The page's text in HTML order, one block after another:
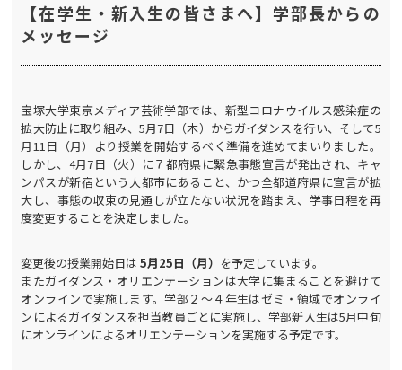
【在学生・新入生の皆さまへ】学部長からの
メッセージ
宝塚大学東京メディア芸術学部では、新型コロナウイルス感染症の
拡大防止に取り組み、5月7日（木）からガイダンスを行い、そして5
月11日（月）より授業を開始するべく準備を進めてまいりました。
しかし、4月7日（火）に７都府県に緊急事態宣言が発出され、キャ
ンパスが新宿という大都市にあること、かつ全都道府県に宣言が拡
大し、事態の収束の見通しが立たない状況を踏まえ、学事日程を再
度変更することを決定しました。
変更後の授業開始日は5月25日（月） を予定しています。
またガイダンス・オリエンテーションは大学に集まることを避けて
オンラインで実施します。学部２～４年生はゼミ・領域でオンライ
ンによるガイダンスを担当教員ごとに実施し、学部新入生は5月中旬
にオンラインによるオリエンテーションを実施する予定です。